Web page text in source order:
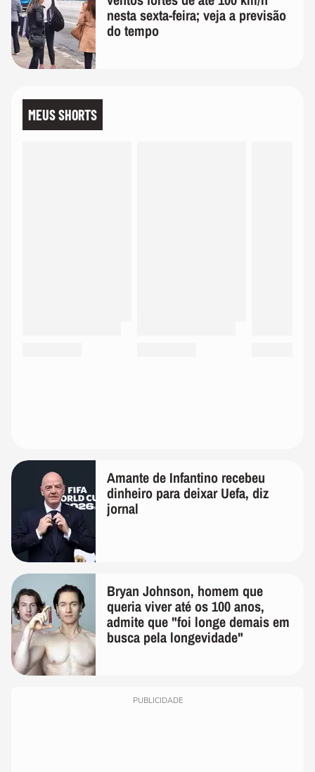
nesta sexta-feira; veja a previsão
do tempo
MEUS SHORTS
Amante de Infantino recebeu
dinheiro para deixar Uefa, diz
jornal
Bryan Johnson, homem que
queria viver até os 100 anos,
admite que "foi longe demais em
busca pela longevidade"
PUBLICIDADE